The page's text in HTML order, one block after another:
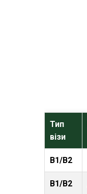
Тип
візи
B1/B2
B1/B2